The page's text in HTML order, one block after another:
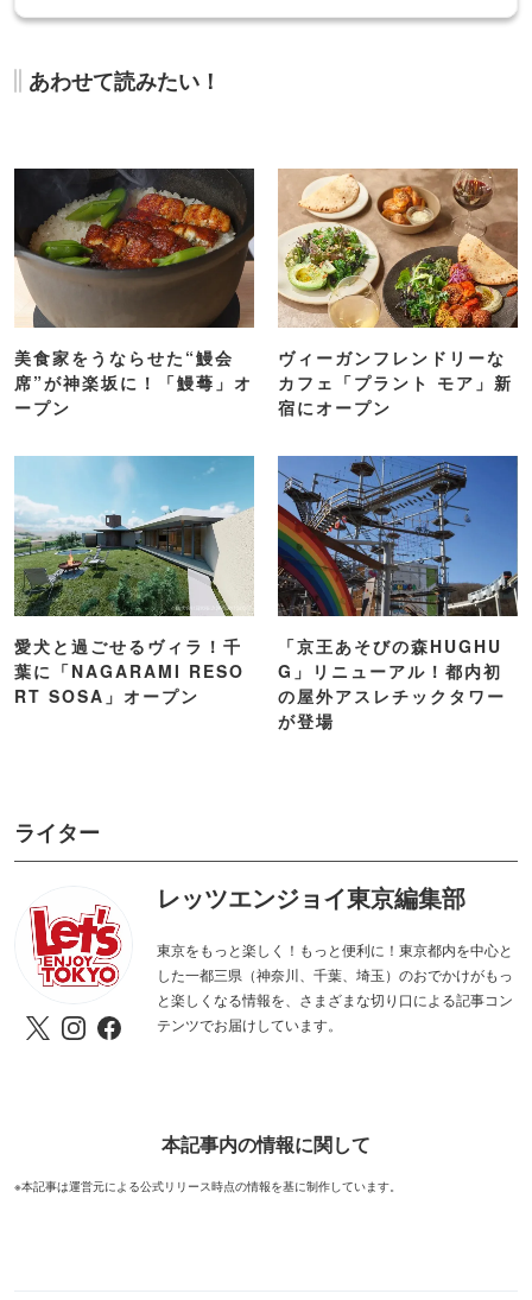
あわせて読みたい！
美食家をうならせた“鰻会
席”が神楽坂に！「鰻蕚」オ
ープン
ヴィーガンフレンドリーな
カフェ「プラント モア」新
宿にオープン
愛犬と過ごせるヴィラ！千
葉に「NAGARAMI RESO
RT SOSA」オープン
「京王あそびの森HUGHU
G」リニューアル！都内初
の屋外アスレチックタワー
が登場
ライター
レッツエンジョイ東京編集部
東京をもっと楽しく！もっと便利に！東京都内を中心と
した一都三県（神奈川、千葉、埼玉）のおでかけがもっ
と楽しくなる情報を、さまざまな切り口による記事コン
テンツでお届けしています。
本記事内の情報に関して
※本記事は運営元による公式リリース時点の情報を基に制作しています。